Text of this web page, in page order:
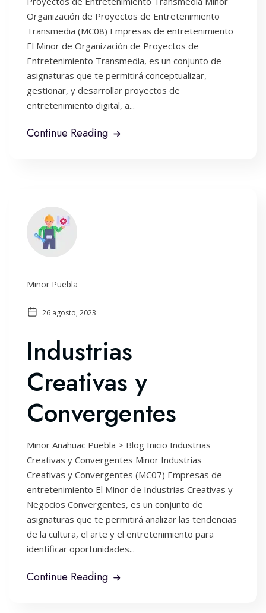
Organización de Proyectos de Entretenimiento
Transmedia (MC08) Empresas de entretenimiento
El Minor de Organización de Proyectos de
Entretenimiento Transmedia, es un conjunto de
asignaturas que te permitirá conceptualizar,
gestionar, y desarrollar proyectos de
entretenimiento digital, a...
Continue Reading
Minor Puebla
26 agosto, 2023
Industrias
Creativas y
Convergentes
Minor Anahuac Puebla > Blog Inicio Industrias
Creativas y Convergentes Minor Industrias
Creativas y Convergentes (MC07) Empresas de
entretenimiento El Minor de Industrias Creativas y
Negocios Convergentes, es un conjunto de
asignaturas que te permitirá analizar las tendencias
de la cultura, el arte y el entretenimiento para
identificar oportunidades...
Continue Reading